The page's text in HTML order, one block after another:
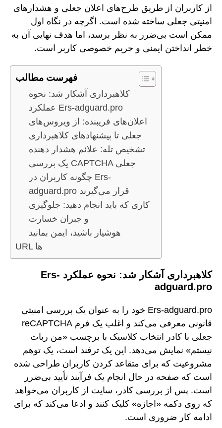
از کاربران از طریق طرح‌های اعلان جعلی و هشدارهای
امنیتی جعلی ساخته شده است. اگرچه در نگاه اول
ممکن است بی‌ضرر به نظر برسد، اما هدف نهایی آن به
خطر انداختن ایمنی و حریم خصوصی کاربر است.
فهرست مطالب
کلاهبرداری آشکار شد: نحوه
عملکرد Ers-adguard.pro
اعلان‌های فریبنده: از ویروس‌های
جعلی تا پیشنهادهای کلاهبرداری
تشخیص تله: علائم هشدار دهنده
یک بررسی CAPTCHA جعلی
چگونه کاربران در Ers-
adguard.pro قرار می‌گیرند
کاری که باید انجام دهید: جلوگیری
و جبران خسارت
هوشیار باشید، ایمن بمانید
URL ها
کلاهبرداری آشکار شد: نحوه عملکرد Ers-
adguard.pro
Ers-adguard.pro خود را به عنوان یک بررسی امنیتی
قانونی معرفی می‌کند و اغلب یک فرم reCAPTCHA
جعلی با کادر انتخاب کلاسیک با برچسب «من ربات
نیستم» نمایش می‌دهد. این یک ترفند است، یک توهم
مشروعیت که برای متقاعد کردن کاربران طراحی شده
است که صفحه در حال انجام یک فرآیند تأیید بی‌ضرر
است. پس از بررسی کادر، سایت از کاربران می‌خواهد
که روی دکمه «اجازه» کلیک کنند و ادعا می‌کند که برای
ادامه کار ضروری است.